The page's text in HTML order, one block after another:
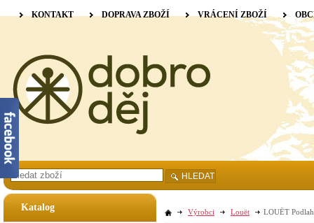
Katalog Výrobci Louët LOUËT
KONTAKT DOPRAVA ZBOŽÍ VRÁCENÍ ZBOŽÍ
HLEDAT